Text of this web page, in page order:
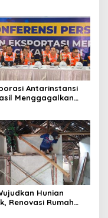
Antarinstansi
Menggagalkan
Hunian
Renovasi Rumah